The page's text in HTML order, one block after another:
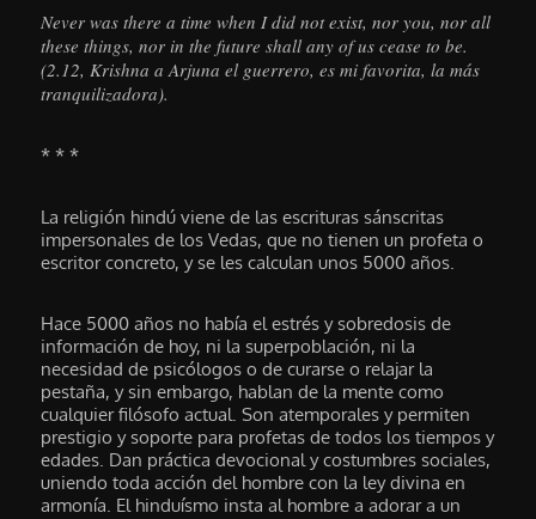
Never was there a time when I did not exist, nor you, nor all
these things, nor in the future shall any of us cease to be.
(2.12, Krishna a Arjuna el guerrero, es mi favorita, la más
tranquilizadora).
* * *
La religión hindú viene de las escrituras sánscritas
impersonales de los Vedas, que no tienen un profeta o
escritor concreto, y se les calculan unos 5000 años.
Hace 5000 años no había el estrés y sobredosis de
información de hoy, ni la superpoblación, ni la
necesidad de psicólogos o de curarse o relajar la
pestaña, y sin embargo, hablan de la mente como
cualquier filósofo actual. Son atemporales y permiten
prestigio y soporte para profetas de todos los tiempos y
edades. Dan práctica devocional y costumbres sociales,
uniendo toda acción del hombre con la ley divina en
armonía. El hinduísmo insta al hombre a adorar a un